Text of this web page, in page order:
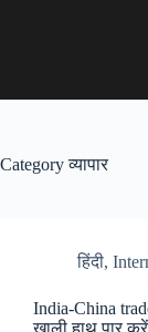
Categoryव्यापार
हिंदी,
India-China
खाली हाथ पार